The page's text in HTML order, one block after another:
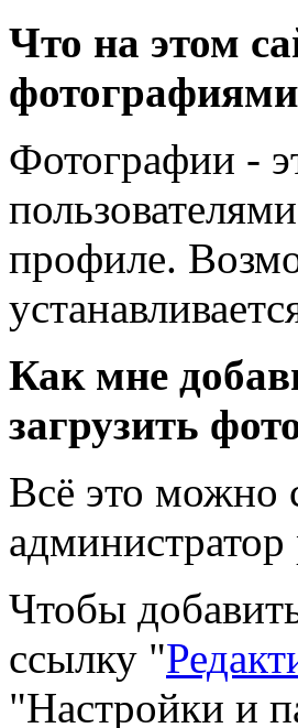
Что на этом
Фотографии -
профиле.
Как мне
загрузить
Всё это можно
администратор
Чтобы
ссылку "
"Настройки и